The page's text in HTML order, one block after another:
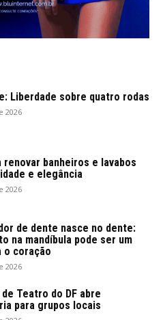
Liberdade sobre quatro rodas
2026
renovar banheiros e lavabos
e elegância
2026
de dente nasce no dente:
na mandíbula pode ser um
o coração
2026
Teatro do DF abre
para grupos locais